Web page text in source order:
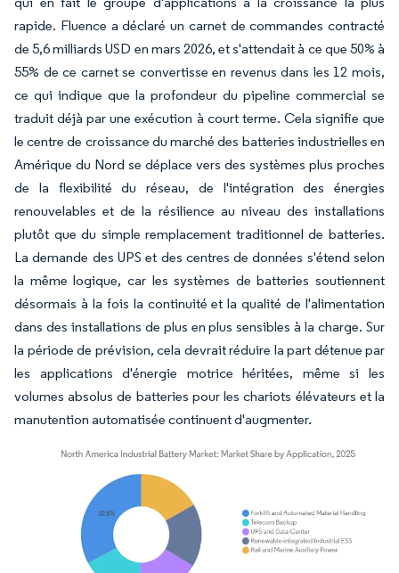
rapide. Fluence a déclaré un carnet de commandes contracté
de 5,6 milliards USD en mars 2026, et s'attendait à ce que 50% à
55% de ce carnet se convertisse en revenus dans les 12 mois,
ce qui indique que la profondeur du pipeline commercial se
traduit déjà par une exécution à court terme. Cela signifie que
le centre de croissance du marché des batteries industrielles en
Amérique du Nord se déplace vers des systèmes plus proches
de la flexibilité du réseau, de l'intégration des énergies
renouvelables et de la résilience au niveau des installations
plutôt que du simple remplacement traditionnel de batteries.
La demande des UPS et des centres de données s'étend selon
la même logique, car les systèmes de batteries soutiennent
désormais à la fois la continuité et la qualité de l'alimentation
dans des installations de plus en plus sensibles à la charge. Sur
la période de prévision, cela devrait réduire la part détenue par
les applications d'énergie motrice héritées, même si les
volumes absolus de batteries pour les chariots élévateurs et la
manutention automatisée continuent d'augmenter.